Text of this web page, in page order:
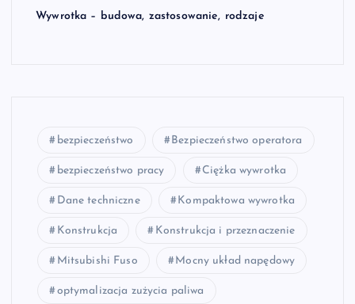
Wywrotka – budowa, zastosowanie, rodzaje
bezpieczeństwo Bezpieczeństwo operatora
bezpieczeństwo pracy Ciężka wywrotka
Dane techniczne Kompaktowa wywrotka
Konstrukcja Konstrukcja i przeznaczenie
Mitsubishi Fuso Mocny układ napędowy
optymalizacja zużycia paliwa